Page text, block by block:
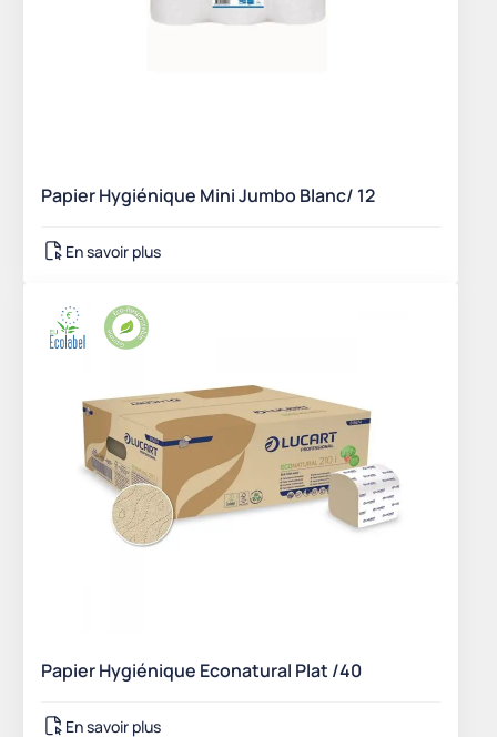
Papier Hygiénique Mini Jumbo Blanc/ 12
En savoir plus
Papier Hygiénique Econatural Plat /40
En savoir plus